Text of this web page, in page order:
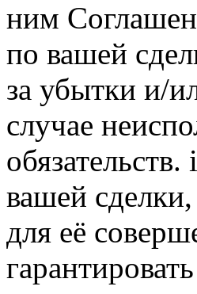
ним
по вашей
за убытки и/
случае
вашей
для её